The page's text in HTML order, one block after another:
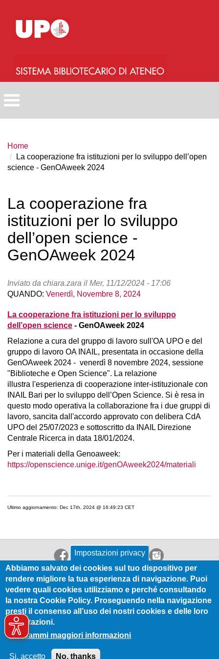
Impostazioni privacy
Abbiamo salvato dei cookies sul tuo dispositivo per
rendere migliore la tua esperienza di navigazione. Puoi
vedere quali cookies utilizziamo e perché consultando
la nostra Cookie Policy. Proseguendo nella navigazione
presti il consenso all’uso dei nostri cookies e delle loro
impostazioni.
No, dammi maggiori informazioni
Si, accetto No, thanks
principale
Home
La cooperazione fra istituzioni per lo sviluppo dell’open
science - GenOAweek 2024
La cooperazione fra
istituzioni per lo sviluppo
dell’open science -
GenOAweek 2024
Inviato da chiara.zara il Mer, 11/12/2024 - 17:06
QUANDO: Venerdì, Novembre 8, 2024
La cooperazione fra istituzioni per lo sviluppo
dell’open science - GenOAweek 2024
Relazione a cura del gruppo di lavoro sull'OA UPO e del
gruppo di lavoro OA INAIL, presentata in occasione della
GenOAweek 2024 - venerdì 8 novembre 2024, sessione
"Biblioteche e Open Science". La relazione
illustra l'esperienza di cooperazione inter-istituzionale con
INAIL Bari per lo sviluppo dell’Open Science. Si è resa in
questo modo operativa la collaborazione fra i due gruppi di
lavoro, sancita dall'accordo approvato con delibera CdA
UPO del 25/07/2023 e sottoscritto da INAIL Direzione
Centrale Ricerca in data 18/01/2024.
Per i materiali della Genoaweek:
https://openscience.unige.it/genOAweek2024/materiali
Ultimo aggiornamento: Dec 17th, 2024 @ 16:49:23 CET
Codice privacy| RSS |Dichiarazione di accessibilità
Università degli Studi del Piemonte Orientale “Amedeo Avogadro”
via Duomo, 6 - 13100 Vercelli
Partita I.V.A. 01943490027 - C.F. 94021400026